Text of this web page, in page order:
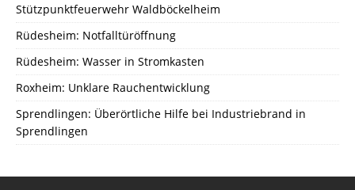
Stützpunktfeuerwehr Waldböckelheim
Rüdesheim: Notfalltüröffnung
Rüdesheim: Wasser in Stromkasten
Roxheim: Unklare Rauchentwicklung
Sprendlingen: Überörtliche Hilfe bei Industriebrand in
Sprendlingen